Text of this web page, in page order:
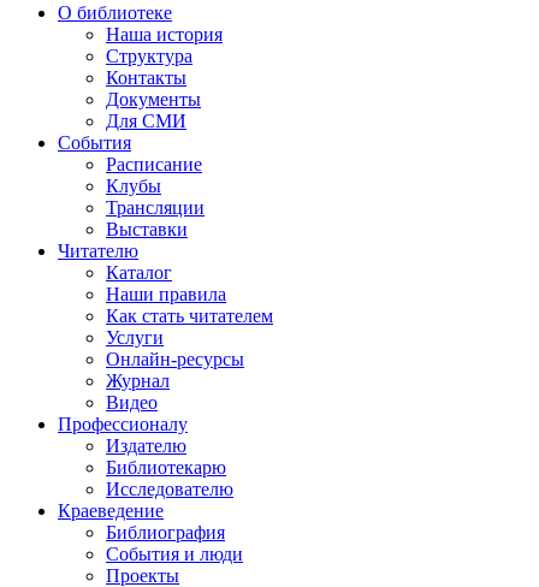
О библиотеке
Наша история
Структура
Контакты
Документы
Для СМИ
События
Расписание
Клубы
Трансляции
Выставки
Читателю
Каталог
Наши правила
Как стать читателем
Услуги
Онлайн-ресурсы
Журнал
Видео
Профессионалу
Издателю
Библиотекарю
Исследователю
Краеведение
Библиография
События и люди
Проекты